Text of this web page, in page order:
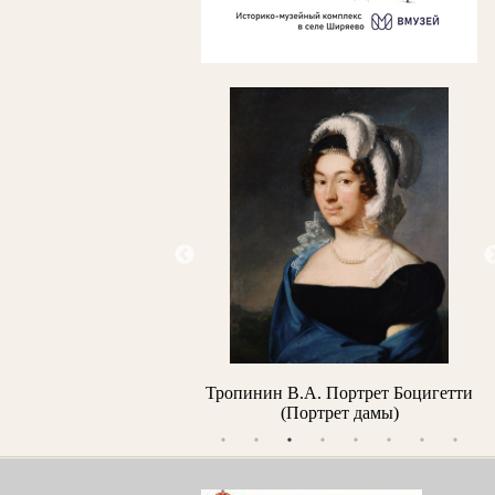
Тропинин В.А. Портрет Боцигетти
(Портрет дамы)